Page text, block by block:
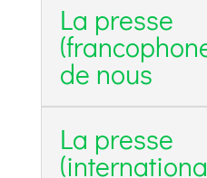
La presse
de nous
La presse